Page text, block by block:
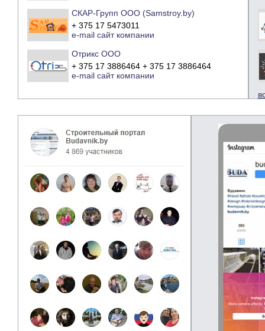
СКАР-Групп ООО (Samstroy.by)
+ 375 17 5473011
e-mail сайт компании
Отрикс ООО
+ 375 17 3886464 + 375 17 3886464
e-mail сайт компании